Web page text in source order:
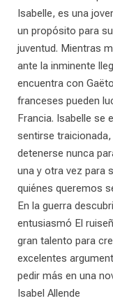
Isabelle, es una
un propósito para
juventud. Mientras
ante la inminente
encuentra con
franceses pueden
Francia. Isabelle se
sentirse traicionada,
detenerse nunca
una y otra vez para
quiénes queremos
En la guerra
entusiasmó El
gran talento para
excelentes
pedir más en una
Isabel Allende